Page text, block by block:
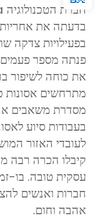
בדעתה את
בפעילויות צדקה
פנתה מספר פעמים
את כוחה לשיפור
מתרחשים אסונות
מסדרת משאבים
בעבודות סיוע
לעובדי האזור
קיבלו הכרה רבה
עסקית טובה. בו-
חברות ואנשים
אהבה וחום.